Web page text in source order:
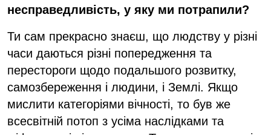
несправедливість, у яку ми потрапили?
Ти сам прекрасно знаєш, що людству у різні
часи даються різні попередження та
перестороги щодо подальшого розвитку,
самозбереження і людини, і Землі. Якщо
мислити категоріями вічності, то був же
всесвітній потоп з усіма наслідками та